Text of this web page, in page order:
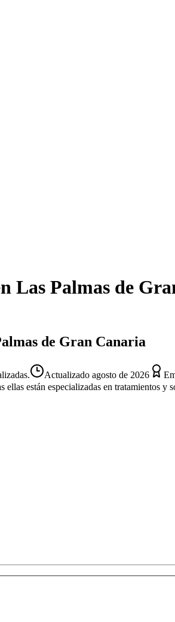
Las Palmas de
de Gran Canaria
Actualizado agosto de 2026
están especializadas en tratamientos y